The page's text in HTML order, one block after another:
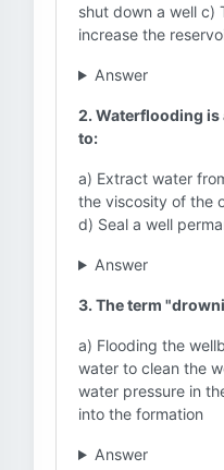
shut down a well c)
increase the
Answer
2. Waterflooding
to:
a) Extract water
the viscosity of the
d) Seal a well
Answer
3. The term
a) Flooding the
water to clean the
water pressure in
into the formation
Answer